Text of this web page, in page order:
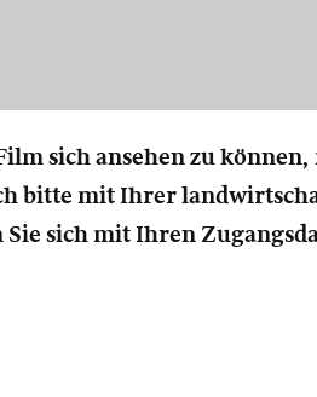
sich ansehen zu können,
bitte mit Ihrer
Sie sich mit Ihren